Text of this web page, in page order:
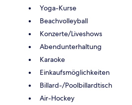
Yoga-Kurse
Beachvolleyball
Konzerte/Liveshows
Abendunterhaltung
Karaoke
Einkaufsmöglichkeiten
Billard-/Poolbillardtisch
Air-Hockey